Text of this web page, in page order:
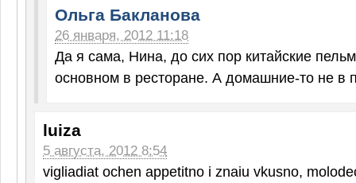
Ольга Бакланова
26 января, 2012 11:18
Да я сама, Нина, до сих пор китайские
основном в ресторане. А домашние-то не в
luiza
5 августа, 2012 8:54
vigliadiat ochen appetitno i znaiu vkusno,